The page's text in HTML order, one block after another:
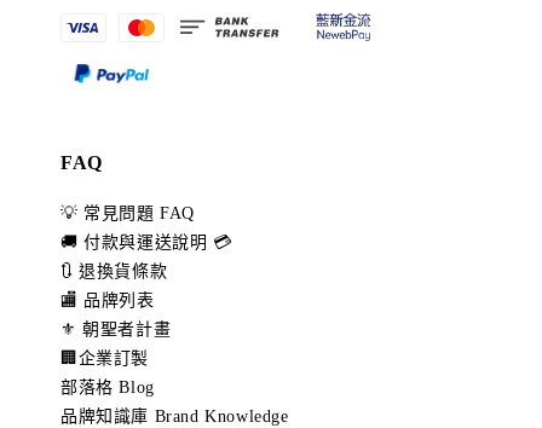
FAQ
💡 常見問題 FAQ
🚚 付款與運送說明 💳
🔃 退換貨條款
🏬 品牌列表
⚜️ 朝聖者計畫
🏢企業訂製
部落格 Blog
品牌知識庫 Brand Knowledge